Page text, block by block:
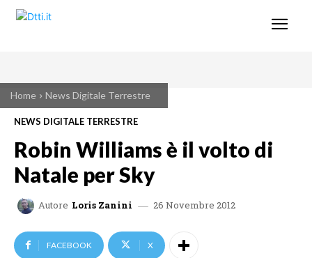
Home News Digitale Terrestre
NEWS DIGITALE TERRESTRE
Robin Williams è il volto di
Natale per Sky
Autore Loris Zanini 26 Novembre 2012
FACEBOOK X